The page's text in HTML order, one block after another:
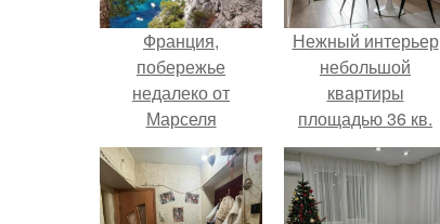
Франция,
побережье
недалеко от
Марселя
Нежный интерьер
небольшой
квартиры
площадью 36 кв.